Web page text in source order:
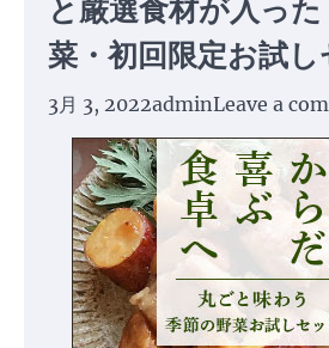
と厳選食材が入っ
菜・初回限定お試し
3月 3, 2022adminLeave a